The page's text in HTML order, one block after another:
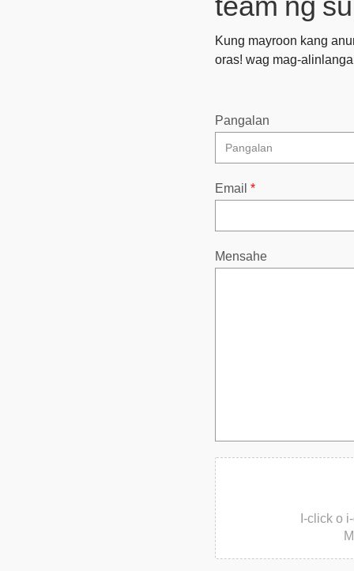
Kung mayroon kang
oras! wag mag-
Pangalan
Email *
Mensahe
I-click o